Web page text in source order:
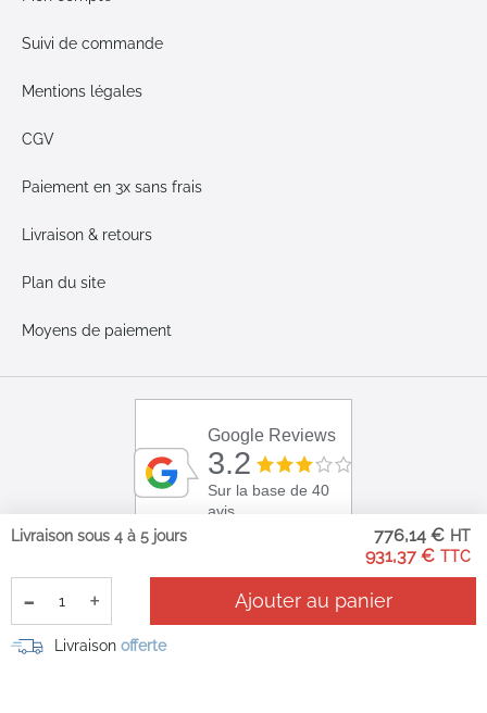
931,37 €
776,14 €
Livraison sous 4 à 5 jours
- + Ajouter au panier
Livraison offerte
Suivi de commande
Mentions légales
CGV
Paiement en 3x sans frais
Livraison & retours
Plan du site
Moyens de paiement
Google Reviews
3.2
Sur la base de 40
avis